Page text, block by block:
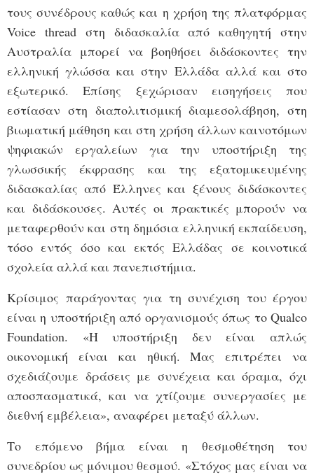
τους συνέδρους καθώς και η χρήση της πλατφόρμας
Voice thread στη διδασκαλία από καθηγητή στην
Αυστραλία μπορεί να βοηθήσει διδάσκοντες την
ελληνική γλώσσα και στην Ελλάδα αλλά και στο
εξωτερικό. Επίσης ξεχώρισαν εισηγήσεις που
εστίασαν στη διαπολιτισμική διαμεσολάβηση, στη
βιωματική μάθηση και στη χρήση άλλων καινοτόμων
ψηφιακών εργαλείων για την υποστήριξη της
γλωσσικής έκφρασης και της εξατομικευμένης
διδασκαλίας από Έλληνες και ξένους διδάσκοντες
και διδάσκουσες. Αυτές οι πρακτικές μπορούν να
μεταφερθούν και στη δημόσια ελληνική εκπαίδευση,
τόσο εντός όσο και εκτός Ελλάδας σε κοινοτικά
σχολεία αλλά και πανεπιστήμια.
Κρίσιμος παράγοντας για τη συνέχιση του έργου
είναι η υποστήριξη από οργανισμούς όπως το Qualco
Foundation. «Η υποστήριξη δεν είναι απλώς
οικονομική είναι και ηθική. Μας επιτρέπει να
σχεδιάζουμε δράσεις με συνέχεια και όραμα, όχι
αποσπασματικά, και να χτίζουμε συνεργασίες με
διεθνή εμβέλεια», αναφέρει μεταξύ άλλων.
Το επόμενο βήμα είναι η θεσμοθέτηση του
συνεδρίου ως μόνιμου θεσμού. «Στόχος μας είναι να